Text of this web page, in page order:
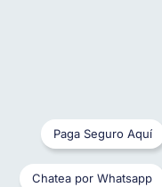
Paga Seguro Aquí
Chatea por Whatsapp